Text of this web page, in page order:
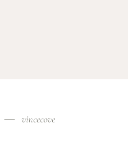
vincecove